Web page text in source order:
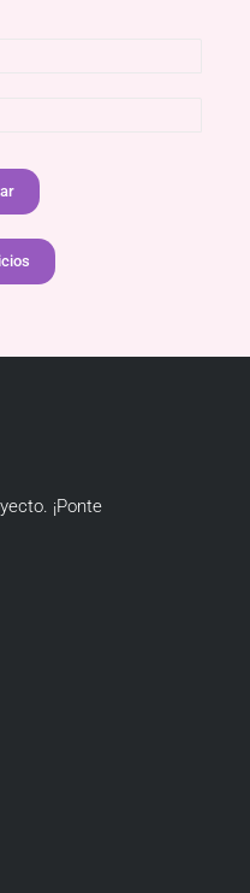
¡Ponte